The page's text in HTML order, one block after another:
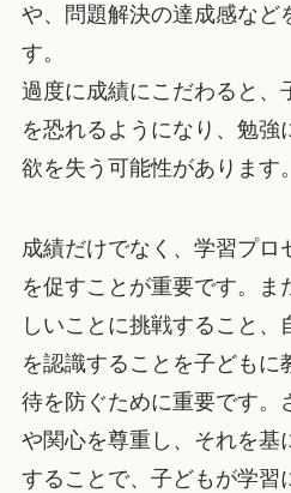
や、問題解決の達成感など
す。
過度に成績にこだわると、
を恐れるようになり、勉強
欲を失う可能性があります。
成績だけでなく、学習プロ
を促すことが重要です。ま
しいことに挑戦すること
を認識することを子どもに
待を防ぐために重要です。
や関心を尊重し、それを基
することで、子どもが学習